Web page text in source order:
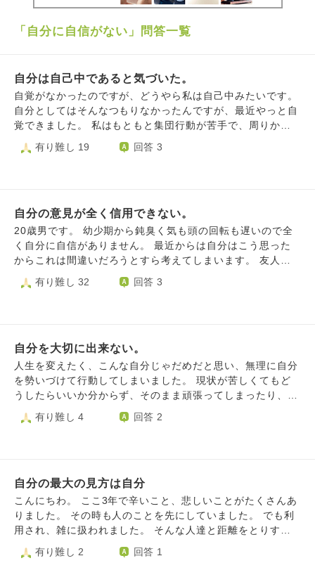
「自分に自信がない」問答一覧
自分は自己中であると気づいた。
自覚がなかったのですが、どうやら私は自己中みたいです。
自分としてはそんなつもりなかったんですが、最近やっと自
覚できました。 私はもともと集団行動が苦手で、周りから
すればいても居なくても同じ存在です。私自身もみんなと仲
良くなりたいなどと思えないし、気を抜くとふらっと集団か
が空回ってやらかすのが自明の時はそもそも参加しないよう
にしていました。 そうすれば自分も楽だし、周りに迷惑か
けずにすみます。それが一番いい方法だと思っていました。
しかし、高校2年生になった時、担任の教師と折り合いが悪
（前年度は無理しないでねとの方針でした）微妙な顔をされ
学校は集団行動が前提ですからできないと迷惑ですよね。
私が高校に通っていた理由は中卒は流石にまずいと思ったか
らです。勉強も集団行動も嫌いでしたが学校はそういうもの
なのでなんとか頑張っていました。（今思うと全くできてい
わらない学校行事となると話は別です。もちろんできること
で私は自己中です。学校行事って学生にとってはビッグイベ
ントです。 嫌々参加してるやつなんているだけ空気悪くな
るし邪魔ですよね。それなのに自分は迷惑かけてない邪魔し
ないように行動してるんだとさえ思っていました。 今は学
校も集団行動もないので心穏やかですがこんな調子だとまた
やらかすと思います。いてもいなくても同じだし、私如きい
有り難し 19 回答 3
自分の意見が全く信用できない。
20歳男です。 幼少期から鈍臭く気も頭の回転も遅いので全
く自分に自信がありません。 最近からは自分はこう思った
からこれは間違いだろうとすら考えてしまいます。 友人と
口論になった時も自分の意見があるのに全く主張できませ
ん。いつも口論が終わった後からああ言えばよかったと後悔
有り難し 32 回答 3
自分を大切に出来ない。
人生を変えたく、こんな自分じゃだめだと思い、無理に自分
を勢いづけて行動してしまいました。 現状が苦しくてもど
うしたらいいか分からず、そのまま頑張ってしまったり、本
当にやりたいのかも分からないのに後先考えず行動したりも
します。 自分を大切にし、自分の気持ちに正直に生きる方
有り難し 4 回答 2
自分の最大の見方は自分
こんにちわ。 ここ3年で辛いこと、悲しいことがたくさんあ
りました。 その時も人のことを先にしていました。 でも利
用され、雑に扱われました。 そんな人達と距離をとりすご
しておりますが、 自分の最大の理解者は自分だと気づきま
した。 これからは、自分自身のために生きようと思いま
有り難し 2 回答 1